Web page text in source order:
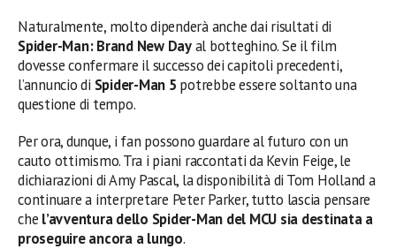
Naturalmente, molto dipenderà anche dai risultati di
Spider-Man: Brand New Dayal botteghino. Se il film
dovesse confermare il successo dei capitoli precedenti,
l’annuncio di Spider-Man 5 potrebbe essere soltanto una
questione di tempo.
Per ora, dunque, i fan possono guardare al futuro con un
cauto ottimismo. Tra i piani raccontati da Kevin Feige, le
dichiarazioni di Amy Pascal, la disponibilità di Tom Holland a
continuare a interpretare Peter Parker, tutto lascia pensare
che l’avventura dello Spider-Man del MCU sia destinata a
proseguire ancora a lungo.